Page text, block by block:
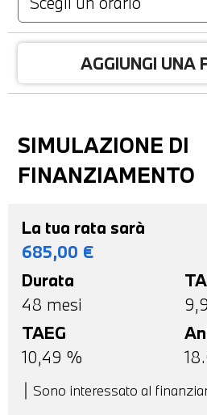
AGGIUNGI UNA
SIMULAZIONE DI
FINANZIAMENTO
La tua rata sarà
685,00 €
Durata
48 mesi
TAEG
10,49 %
Sono interessato al